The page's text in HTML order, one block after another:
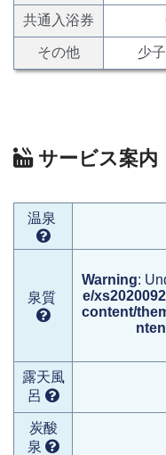
共通入浴券
その他 少
サービス案内
温泉
泉質
Warning:
e/
content/
露天風
呂
炭酸
泉